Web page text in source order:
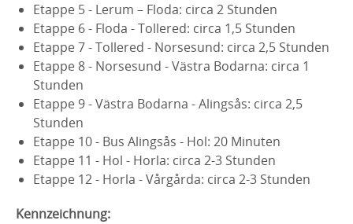
Etappe 5 - Lerum – Floda: circa 2 Stunden
Etappe 6 - Floda - Tollered: circa 1,5 Stunden
Etappe 7 - Tollered - Norsesund: circa 2,5 Stunden
Etappe 8 - Norsesund - Västra Bodarna: circa 1
Stunden
Etappe 9 - Västra Bodarna - Alingsås: circa 2,5
Stunden
Etappe 10 - Bus Alingsås - Hol: 20 Minuten
Etappe 11 - Hol - Horla: circa 2-3 Stunden
Etappe 12 - Horla - Vårgårda: circa 2-3 Stunden
Kennzeichnung: